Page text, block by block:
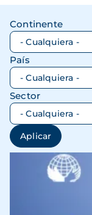
Continente
País
Sector